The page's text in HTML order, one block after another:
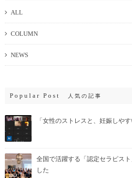
ALL
COLUMN
NEWS
Popular Post 人気の記事
「女性のストレスと、妊娠しや
全国で活躍する「認定セラピス
した